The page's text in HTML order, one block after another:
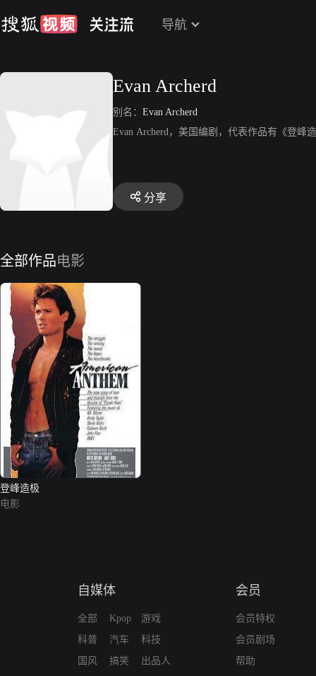
导航
Evan Archerd
别名： Evan Archerd
Evan Archerd，美国编剧，代表作品有《登峰
分享
全部作品电影
登峰造极
电影
自媒体
全部
科普
国风
Kpop
汽车
搞笑
游戏
科技
出品人
会员
会员特权
会员剧场
帮助